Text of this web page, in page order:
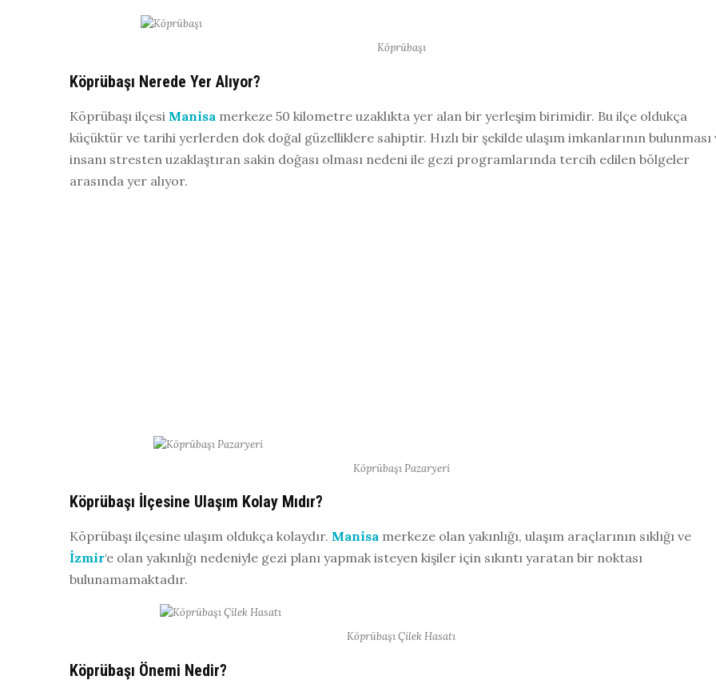
Köprübaşı
Köprübaşı Nerede Yer Alıyor?
Köprübaşı ilçesi Manisa merkeze 50 kilometre uzaklıkta yer alan bir yerleşim birimidir. Bu ilçe oldukça
küçüktür ve tarihi yerlerden dok doğal güzelliklere sahiptir. Hızlı bir şekilde ulaşım imkanlarının bulunması
insanı stresten uzaklaştıran sakin doğası olması nedeni ile gezi programlarında tercih edilen bölgeler
arasında yer alıyor.
Köprübaşı Pazaryeri
Köprübaşı İlçesine Ulaşım Kolay Mıdır?
Köprübaşı ilçesine ulaşım oldukça kolaydır. Manisa merkeze olan yakınlığı, ulaşım araçlarının sıklığı ve
İzmir‘e olan yakınlığı nedeniyle gezi planı yapmak isteyen kişiler için sıkıntı yaratan bir noktası
bulunamamaktadır.
Köprübaşı Çilek Hasatı
Köprübaşı Önemi Nedir?